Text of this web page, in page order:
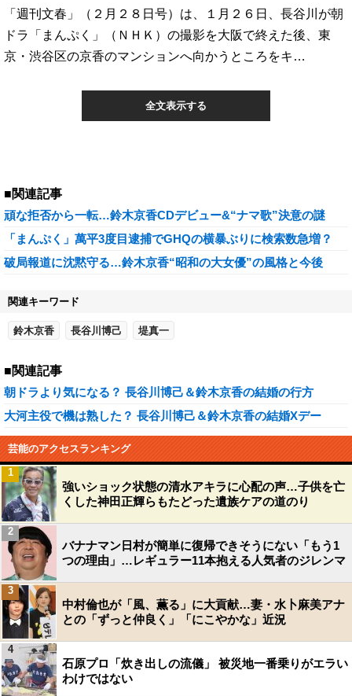
「週刊文春」（２月２８日号）は、１月２６日、長谷川が朝
ドラ「まんぷく」（ＮＨＫ）の撮影を大阪で終えた後、東
京・渋谷区の京香のマンションへ向かうところをキ…
全文表示する
■関連記事
頑な拒否から一転…鈴木京香CDデビュー&“ナマ歌”決意の謎
「まんぷく」萬平3度目逮捕でGHQの横暴ぶりに検索数急増？
破局報道に沈黙守る…鈴木京香“昭和の大女優”の風格と今後
関連キーワード
鈴木京香 長谷川博己 堤真一
■関連記事
朝ドラより気になる？ 長谷川博己＆鈴木京香の結婚の行方
大河主役で機は熟した？ 長谷川博己＆鈴木京香の結婚Xデー
芸能のアクセスランキング
強いショック状態の清水アキラに心配の声…子供を亡
くした神田正輝らもたどった遺族ケアの道のり
1
バナナマン日村が簡単に復帰できそうにない「もう1
つの理由」…レギュラー11本抱える人気者のジレンマ
2
中村倫也が「風、薫る」に大貢献…妻・水卜麻美アナ
との「ずっと仲良く」「にこやかな」近況
3
石原プロ「炊き出しの流儀」 被災地一番乗りがエラい
わけではない
4